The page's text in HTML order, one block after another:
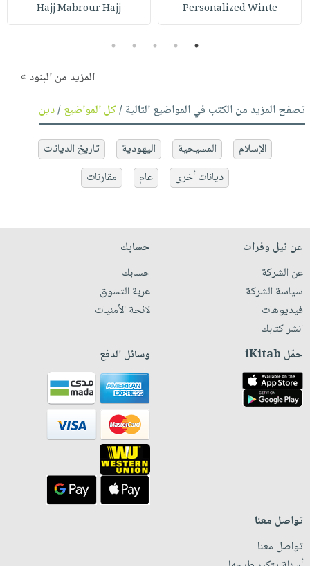
Personalized Winte
Hajj Mabrour Hajj
1
2
3
4
5
المزيد من البنود »
تصفح المزيد من الكتب في المواضيع التالية /كل المواضيع/دين
الإسلام المسيحية اليهودية
تاريخ الديانات
ديانات أخرى
عام مقارنات
عن نيل وفرات
عن الشركة
سياسة الشركة
فيديوهات
انشر كتابك
حسابك
حسابك
عربة التسوق
لائحة الأمنيات
حمّل iKitab وسائل الدفع
تواصل معنا
تواصل معنا